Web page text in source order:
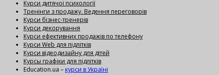
Курси дитячої психології
Тренінги з продажу. Ведення переговорів
Курси бізнес-тренерів
Курси декорування
Курси ефективних продажів по телефону
Курси Web для підлітків
Курси відеодизайну для дітей
Курсы графіки для підлітків
Education.ua – курси в Україні